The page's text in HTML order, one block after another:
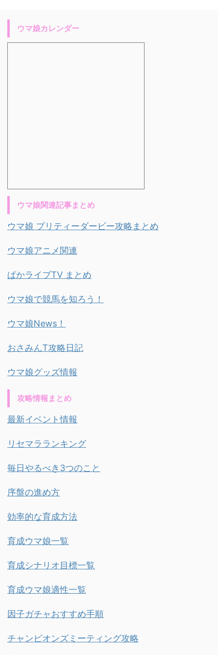
ウマ娘カレンダー
ウマ娘関連記事まとめ
ウマ娘 プリティーダービー攻略まとめ
ウマ娘アニメ関連
ぱかライブTV まとめ
ウマ娘で競馬を知ろう！
ウマ娘News！
おさみんT攻略日記
ウマ娘グッズ情報
攻略情報まとめ
最新イベント情報
リセマラランキング
毎日やるべき3つのこと
序盤の進め方
効率的な育成方法
育成ウマ娘一覧
育成シナリオ目標一覧
育成ウマ娘適性一覧
因子ガチャおすすめ手順
チャンピオンズミーティング攻略